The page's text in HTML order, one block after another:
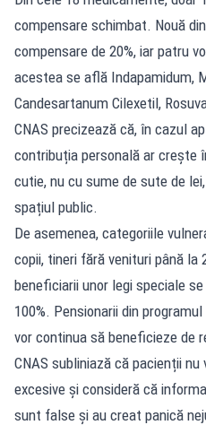
compensare schimbat. Nouă
compensare de 20%, iar patru
acestea se află Indapamidum,
Candesartanum Cilexetil,
CNAS precizează că, în cazul
contribuția personală ar crește
cutie, nu cu sume de sute de
spațiul public.
De asemenea, categoriile
copii, tineri fără venituri până la
beneficiarii unor legi speciale
100%. Pensionarii din
vor continua să beneficieze de
CNAS subliniază că pacienții
excesive și consideră că
sunt false și au creat panică